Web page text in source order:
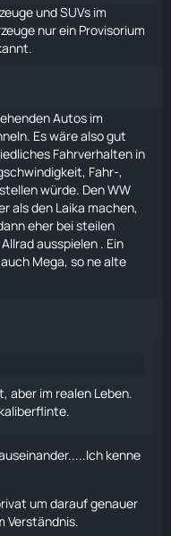
und SUVs im
nur ein Provisorium
Autos im
Es wäre also gut
Fahrverhalten in
Fahr-,
würde. Den WW
als den Laika machen,
eher bei steilen
ausspielen . Ein
Mega, so ne alte
aber im realen Leben.
kenne
um darauf genauer
Verständnis.